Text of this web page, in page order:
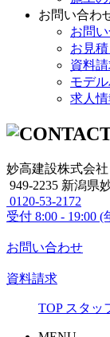
お問い合わ
お問
お見
資料
モデ
求人情
妙高建設株式会社
949-2235 新潟県
0120-53-2172
受付 8:00 - 19:00 (
お問い合わせ
資料請求
TOP スタッ